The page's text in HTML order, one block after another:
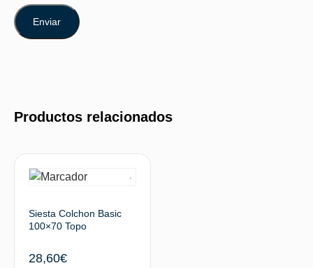
Productos relacionados
Siesta Colchon Basic
100×70 Topo
28,60€